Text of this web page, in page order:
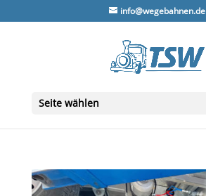
info@wegebahnen.de
Seite wählen